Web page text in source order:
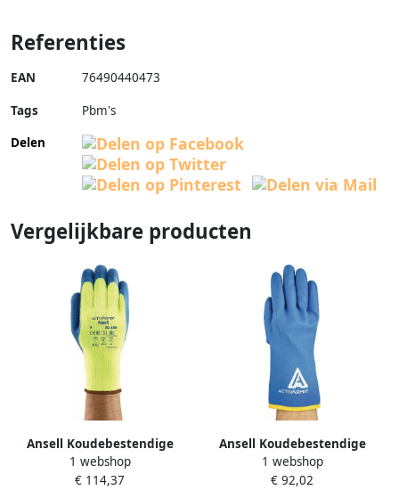
Referenties
EAN 76490440473
Tags
Pbm's
Delen
Vergelijkbare producten
Ansell Koudebestendige
handschoen | geel blauw |
EN 388 EN 511 EN 407 | acryl
1 webshop
€ 114,37
Ansell Koudebestendige
handschoen | blauw | EN
388 EN 511 PSA-categorie II |
1 webshop
€ 92,02